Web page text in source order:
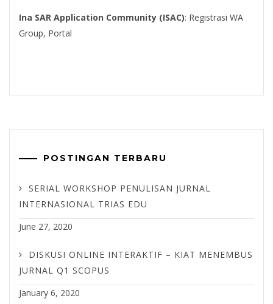
Ina SAR Application Community (ISAC): Registrasi WA
Group, Portal
POSTINGAN TERBARU
SERIAL WORKSHOP PENULISAN JURNAL
INTERNASIONAL TRIAS EDU
June 27, 2020
DISKUSI ONLINE INTERAKTIF – KIAT MENEMBUS
JURNAL Q1 SCOPUS
January 6, 2020